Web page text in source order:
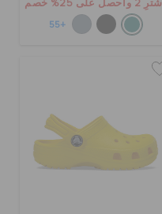
اشترِ 2 واحصل على 25% خصم
+55